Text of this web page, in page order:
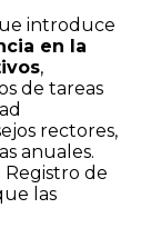
introduce
en la
,
de tareas
rectores,
anuales.
Registro de
las